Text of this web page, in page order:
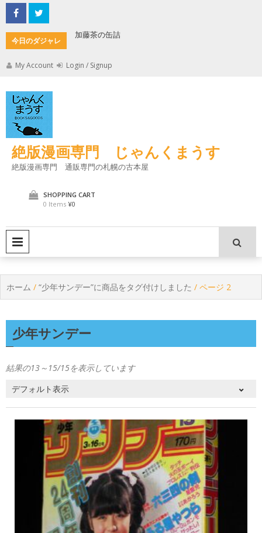
Skip
to
content
今日のダジャレ
加藤茶の缶詰
My Account Login / Signup
絶版漫画専門 じゃんくまうす
絶版漫画専門 通販専門の札幌の古本屋
SHOPPING CART
0 Items ¥0
ホーム / “少年サンデー”に商品をタグ付けしました / ページ 2
少年サンデー
結果の13～15/15を表示しています